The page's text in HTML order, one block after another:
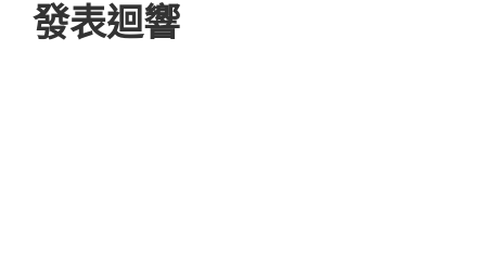
發表迴響